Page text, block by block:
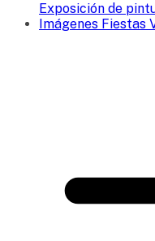
Exposición de
Imágenes Fiestas